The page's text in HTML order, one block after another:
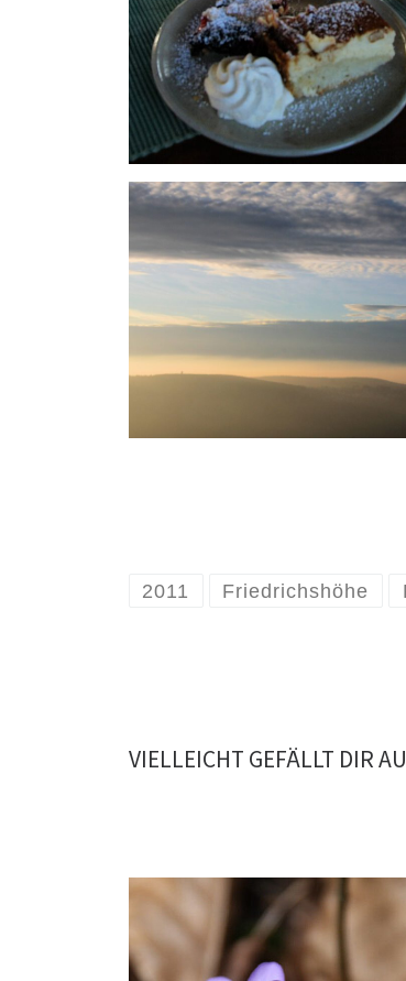
2011 Friedrichshöhe
VIELLEICHT GEFÄLLT DIR